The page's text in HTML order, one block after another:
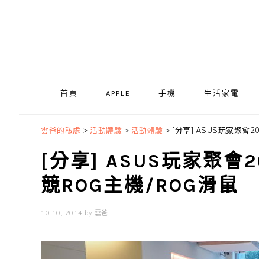
首頁 APPLE 手機 生活家電
雲爸的私處 > 活動體驗 > 活動體驗 > [分享] ASUS玩家聚會
[分享] ASUS玩家聚會
競ROG主機/ROG滑鼠
10 10, 2014 by 雲爸